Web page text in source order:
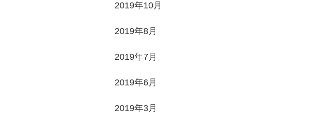
2019年10月
2019年8月
2019年7月
2019年6月
2019年3月